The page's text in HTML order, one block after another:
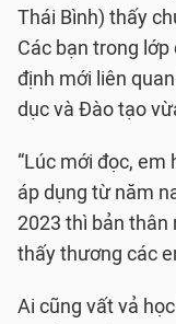
Thái Bình) thấy
Các bạn trong
định mới liên
dục và Đào tạo
“Lúc mới đọc,
áp dụng từ năm
2023 thì bản thân
thấy thương các
Ai cũng vất vả